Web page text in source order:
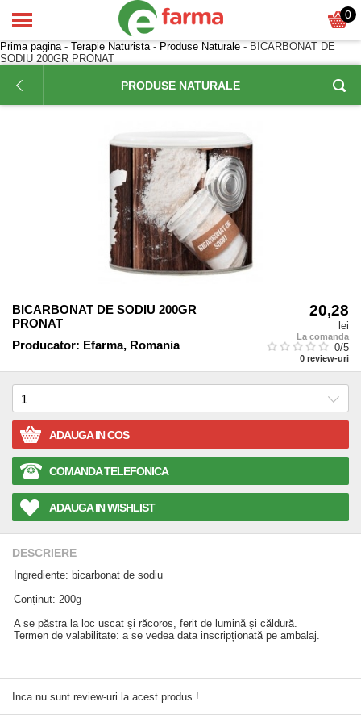
0
Prima pagina- Terapie Naturista- Produse Naturale - BICARBONAT DE
SODIU 200GR PRONAT
PRODUSE NATURALE
BICARBONAT DE SODIU 200GR
PRONAT
Producator: Efarma, Romania
20,28
lei
La comanda
0/5
0 review-uri
ADAUGA IN COS
COMANDA TELEFONICA
ADAUGA IN WISHLIST
DESCRIERE
Ingrediente: bicarbonat de sodiu
Conținut: 200g
A se păstra la loc uscat și răcoros, ferit de lumină și căldură.
Termen de valabilitate: a se vedea data inscripționată pe ambalaj.
Inca nu sunt review-uri la acest produs !